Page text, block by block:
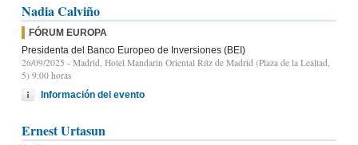
Nadia Calviño
FÓRUM EUROPA
Presidenta del Banco Europeo de Inversiones (BEI)
26/09/2025 - Madrid, Hotel Mandarin Oriental Ritz de Madrid (Plaza de la Lealtad,
5) 9:00 horas
Información del evento
Ernest Urtasun